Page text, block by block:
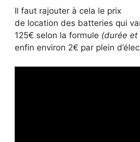
Il faut rajouter à cela le prix
de location des batteries qui
125€ selon la formule (durée et
enfin environ 2€ par plein